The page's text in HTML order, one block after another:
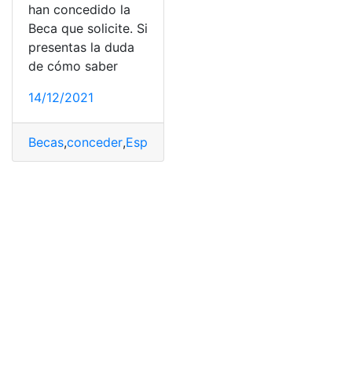
han concedido la
Beca que solicite. Si
presentas la duda
de cómo saber
14/12/2021
Becas,conceder,España